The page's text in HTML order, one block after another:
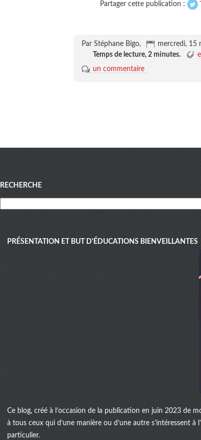
Partager cette publication :
Par Stéphane Bigo, mercredi, 15
Temps de lecture, 2 minutes.
un commentaire
Menu
RECHERCHE
PRÉSENTATION ET BUT D'ÉDUCATIONS BIENVEILLANTES
Ce blog, créé à l’occasion de la publication en juin 2023 de
à tous ceux qui d’une manière ou d’une autre s’intéressent
particulier.